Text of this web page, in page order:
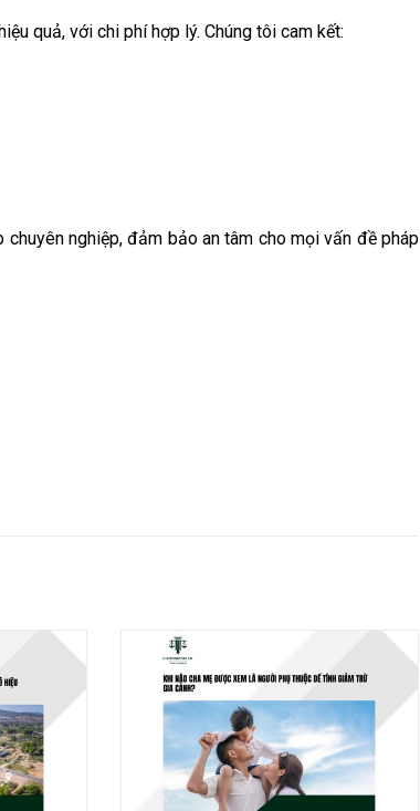
quả, với chi phí hợp lý. Chúng tôi cam kết:
nghiệp, đảm bảo an tâm cho mọi vấn đề pháp